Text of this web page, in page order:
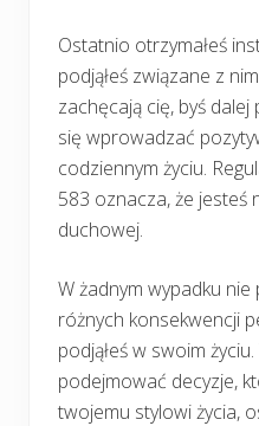
Ostatnio otrzymałeś
podjąłeś związane z
zachęcają cię, byś dalej
się wprowadzać
codziennym życiu.
583 oznacza, że jesteś
duchowej.
W żadnym wypadku
różnych konsekwencji
podjąłeś w swoim
podejmować decyzje,
twojemu stylowi życia,